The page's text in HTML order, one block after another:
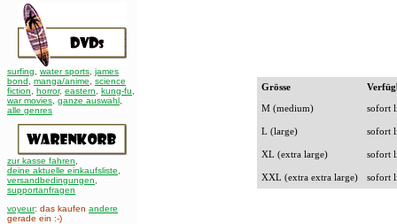
surfing water sports james
bond
manga/anime
science
fiction
horror, eastern kung-fu
war movies ganze auswahl
alle genres
zur kasse fahren
deine aktuelle einkaufsliste
versandbedingungen
supportanfragen
voyeur: das kaufen andere
gerade ein :-)
Grösse
M (medium)
sofort
L (large) sofort
XL (extra large) sofort
XXL (extra extra large) sofort